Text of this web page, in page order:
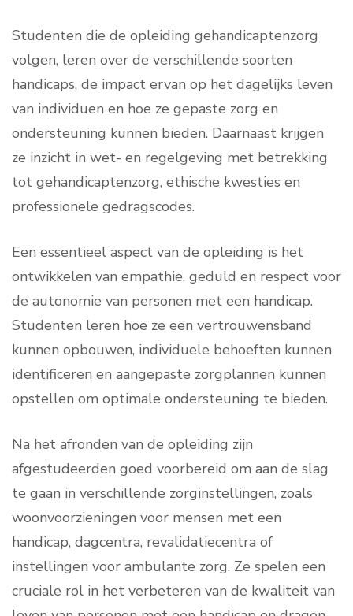
Studenten die de opleiding gehandicaptenzorg
volgen, leren over de verschillende soorten
handicaps, de impact ervan op het dagelijks leven
van individuen en hoe ze gepaste zorg en
ondersteuning kunnen bieden. Daarnaast krijgen
ze inzicht in wet- en regelgeving met betrekking
tot gehandicaptenzorg, ethische kwesties en
professionele gedragscodes.
Een essentieel aspect van de opleiding is het
ontwikkelen van empathie, geduld en respect voor
de autonomie van personen met een handicap.
Studenten leren hoe ze een vertrouwensband
kunnen opbouwen, individuele behoeften kunnen
identificeren en aangepaste zorgplannen kunnen
opstellen om optimale ondersteuning te bieden.
Na het afronden van de opleiding zijn
afgestudeerden goed voorbereid om aan de slag
te gaan in verschillende zorginstellingen, zoals
woonvoorzieningen voor mensen met een
handicap, dagcentra, revalidatiecentra of
instellingen voor ambulante zorg. Ze spelen een
cruciale rol in het verbeteren van de kwaliteit van